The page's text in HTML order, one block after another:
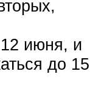
июня, и
до 15